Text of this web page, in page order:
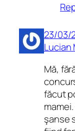
23/03/
Lucian
Mă,
făcut
şanse